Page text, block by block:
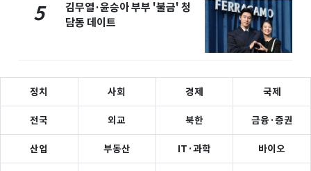
5
김무열·윤승아 부부 '불금' 청
담동 데이트
정치 사회 경제 국제
전국 외교 북한 금융·증권
산업 부동산 IT·과학 바이오